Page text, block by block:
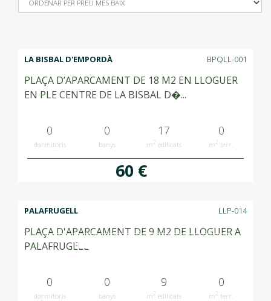
LA BISBAL D'EMPORDÀ BPQLL-001
PLAÇA D’APARCAMENT DE 18 M2 EN LLOGUER
EN PLE CENTRE DE LA BISBAL D�...
0
dormitoris
0
banys
17
m2 edificats
0
m2 terr.
60 €
LLOGAT RENTED ALQUILADO
PALAFRUGELL LLP-014
PLAÇA D'APARCAMENT DE 9 M2 DE LLOGUER A
PALAFRUGELL
0
dormitoris
0
banys
9
m2 edificats
0
m2 terr.